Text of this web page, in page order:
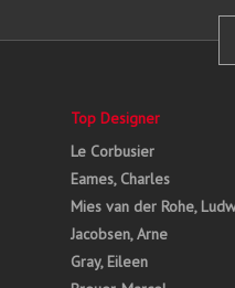
Top Designer
Le Corbusier
Eames, Charles
Mies van der Rohe,
Jacobsen, Arne
Gray, Eileen